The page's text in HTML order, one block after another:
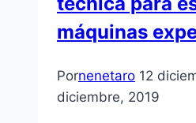
máquinas
Pornenetaro 12
diciembre, 2019